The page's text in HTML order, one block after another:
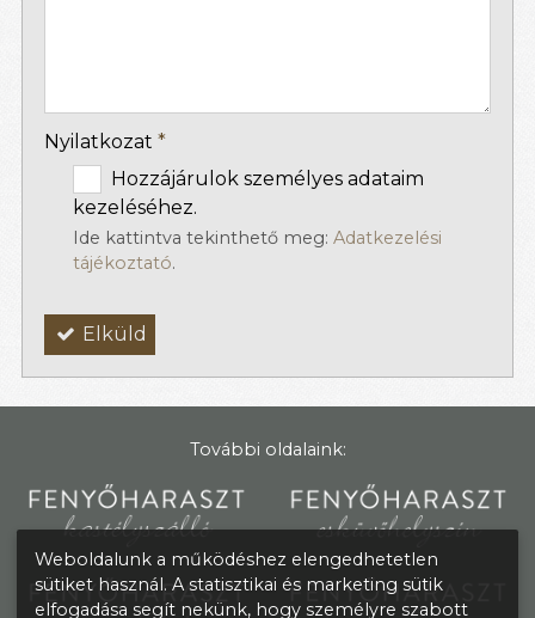
Nyilatkozat *
Hozzájárulok személyes adataim
kezeléséhez.
Ide kattintva tekinthető meg: Adatkezelési
tájékoztató.
Elküld
További oldalaink:
Weboldalunk a működéshez elengedhetetlen
sütiket használ. A statisztikai és marketing sütik
elfogadása segít nekünk, hogy személyre szabott